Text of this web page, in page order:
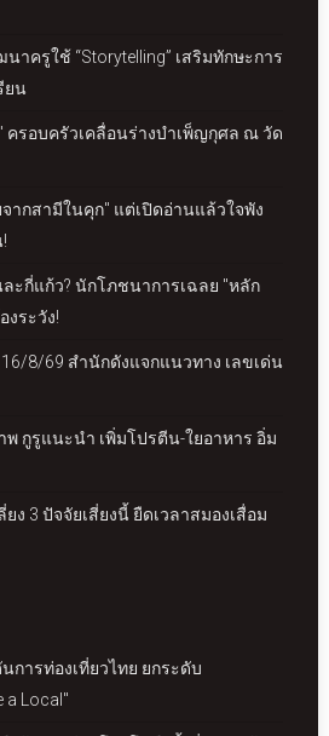
าครูใช้ “Storytelling” เสริมทักษะการ
ยน
ครอบครัวเคลื่อนร่างบำเพ็ญกุศล ณ วัด
ากสามีในคุก" แต่เปิดอ่านแล้วใจพัง
ะกี่แก้ว? นักโภชนาการเฉลย "หลัก
งระวัง!
8/69 สำนักดังแจกแนวทาง เลขเด่น
กูรูแนะนำ เพิ่มโปรตีน-ใยอาหาร อิ่ม
ยง 3 ปัจจัยเสี่ยงนี้ ยืดเวลาสมองเสื่อม
การท่องเที่ยวไทย ยกระดับ
a Local"